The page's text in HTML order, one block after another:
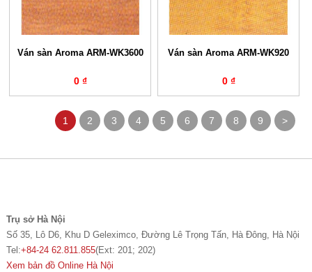
Ván sàn Aroma ARM-WK3600
0 ₫
Ván sàn Aroma ARM-WK920
0 ₫
1 2 3 4 5 6 7 8 9 >
Trụ sở Hà Nội
Số 35, Lô D6, Khu D Geleximco, Đường Lê Trọng Tấn, Hà Đông, Hà Nội
Tel:+84-24 62.811.855(Ext: 201; 202)
Xem bản đồ Online Hà Nội